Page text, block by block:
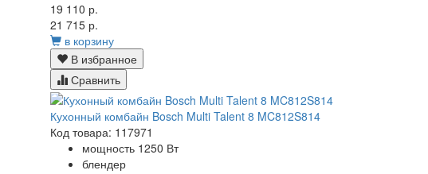
19 110 р.
21 715 р.
в корзину
В избранное
Сравнить
Кухонный комбайн Bosch Multi Talent 8 MC812S814
Код товара: 117971
мощность 1250 Вт
блендер